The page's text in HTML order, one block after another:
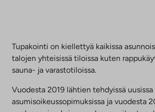
Tupakointi on kiellettyä kaikissa
talojen yhteisissä tiloissa kuten
sauna- ja varastotiloissa.
Vuodesta 2019 lähtien tehdyissä uusissa
asumisoikeussopimuksissa ja vuodesta